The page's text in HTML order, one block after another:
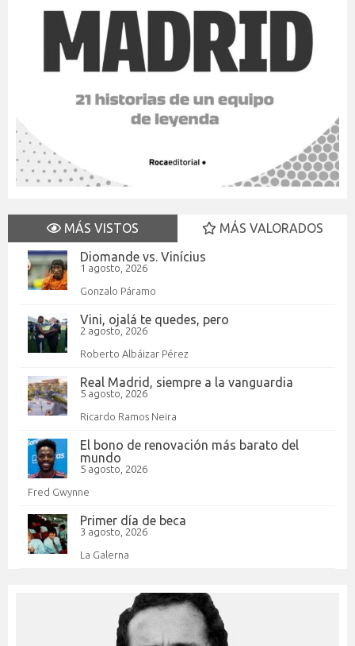
MÁS VISTOS
MÁS VALORADOS
Diomande vs. Vinícius
1 agosto, 2026
Gonzalo Páramo
Vini, ojalá te quedes, pero
2 agosto, 2026
Roberto Albáizar Pérez
Real Madrid, siempre a la vanguardia
5 agosto, 2026
Ricardo Ramos Neira
El bono de renovación más barato del
mundo
5 agosto, 2026
Fred Gwynne
Primer día de beca
3 agosto, 2026
La Galerna